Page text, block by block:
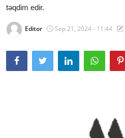
Xəbərlər
təqdim edir.
Editor Sep 21, 2024 - 11:44